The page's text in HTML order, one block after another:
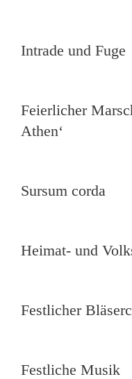
Intrade und Fuge
Feierlicher
Athen‘
Sursum corda
Heimat- und
Festlicher
Festliche Musik